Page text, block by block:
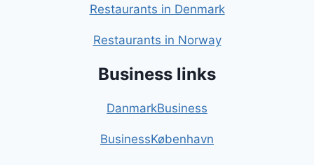
Restaurants in Denmark
Restaurants in Norway
Business links
DanmarkBusiness
BusinessKøbenhavn